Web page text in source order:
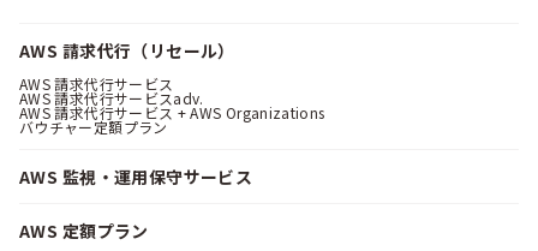
AWS 請求代行（リセール）
AWS 請求代行サービス
AWS 請求代行サービスadv.
AWS 請求代行サービス + AWS Organizations
バウチャー定額プラン
AWS 監視・運用保守サービス
AWS 定額プラン